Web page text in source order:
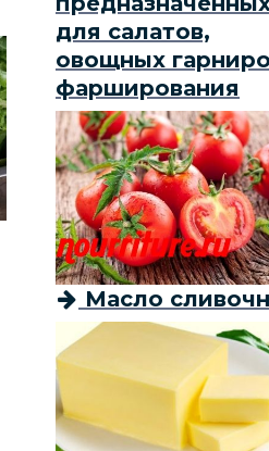
для салатов,
овощных
фарширования
Масло